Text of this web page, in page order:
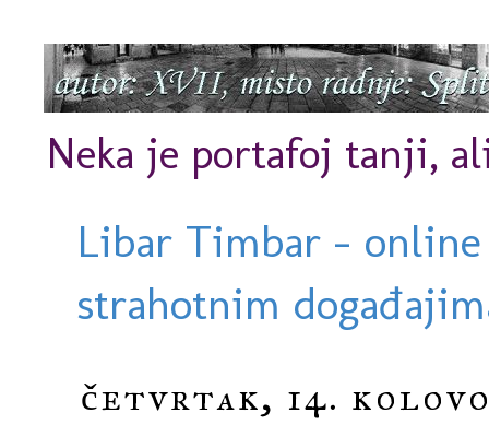
Neka je portafoj tanji,
Libar Timbar -
strahotnim
četvrtak, 14.